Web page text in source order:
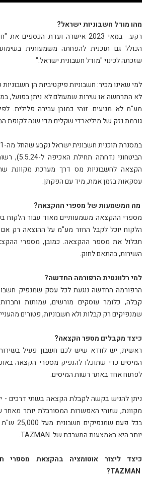
מהו מודל חשבוניות ישראל?
רקע: במאי 2023 אישרה ועדת
הכולל גם תוכנית להפחתה משמעותית בשימוש
שזכתה לכינוי "מודל חשבונית ישראל".
למי שאינו מכיר: חשבוניות פיקטיביות הן
לא התרחשה או שירות שמעולם לא ניתן בפועל,
מע"מ לא מגיעים. זוהי כמובן עבירה פלילית.
גורמת נזק של מיליארדי שקלים מדי שנה לקופת
במסגרת תוכנית חשבונית ישראל
הביטחוני
הקצאה לחשבוניות מס דרך מערכת מקוונת
עסקאות בזמן אמת, מיד עם הפקתן.
מה המשמעות של מספרי ההקצאה?
מספרי ההקצאה משמעותיים מאוד עבור הלקוח
הלקוח יוכל לקבל החזר מע"מ על ההוצאה רק
תכלול את מספר ההקצאה. כמובן, מספרי
השירות, בהתאם לחוק.
למי רלוונטית הרפורמה החדשה?
הרפורמה החדשה נוגעת לכל עסק שמנפיק
קבלה, כלומר עוסקים מורשים, עמותות
שמנפיקים רק קבלות ולא חשבוניות, פטורים
כיצד מקבלים מספר הקצאה?
ראשית, יש לוודא שיש לכם חשבון פעיל
המיסים כדי שתוכלו להנפיק מספרי הקצאה
לפתוח אחד באתר רשות המיסים.
ניתן להגיש בקשה לקבלת הקצאה בשתי דרכים -
מקוונת, שזוהי האפשרות המסורבלת יותר
בכל פעם
יותר היא באמצעות המערכת של TAZMAN
.
כיצד ליצור אוטומציה בהקצאת מספרי
TAZMAN
?